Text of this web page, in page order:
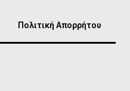
Πολιτική Απορρήτου